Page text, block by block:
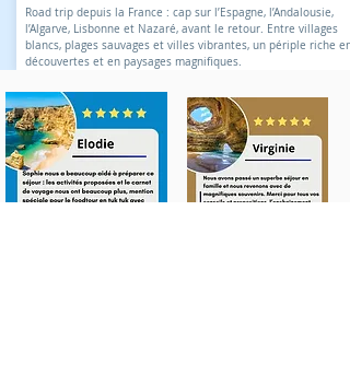
Road trip depuis la France : cap sur l’Espagne, l’Andalousie,
l’Algarve, Lisbonne et Nazaré, avant le retour. Entre villages
blancs, plages sauvages et villes vibrantes, un périple riche en
découvertes et en paysages magnifiques.